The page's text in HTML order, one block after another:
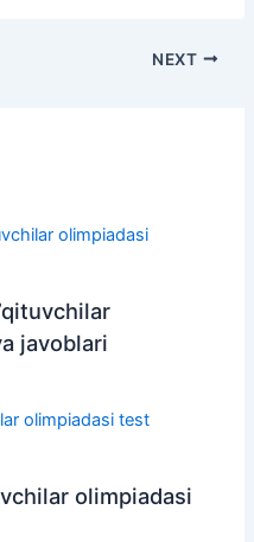
NEXT
javoblari
olimpiadasi